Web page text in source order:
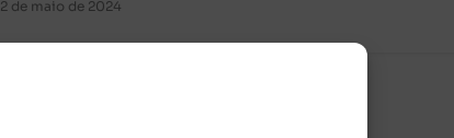
2 de maio de 2024